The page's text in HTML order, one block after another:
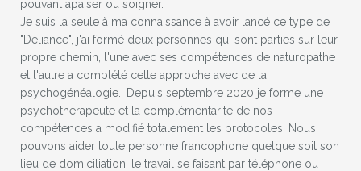
pouvant apaiser ou soigner.
Je suis la seule à ma connaissance à avoir lancé ce type de
"Déliance", j'ai formé deux personnes qui sont parties sur leur
propre chemin, l'une avec ses compétences de naturopathe
et l'autre a complété cette approche avec de la
psychogénéalogie.. Depuis septembre 2020 je forme une
psychothérapeute et la complémentarité de nos
compétences a modifié totalement les protocoles. Nous
pouvons aider toute personne francophone quelque soit son
lieu de domiciliation, le travail se faisant par téléphone ou